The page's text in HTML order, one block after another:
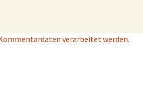
verarbeitet werden.